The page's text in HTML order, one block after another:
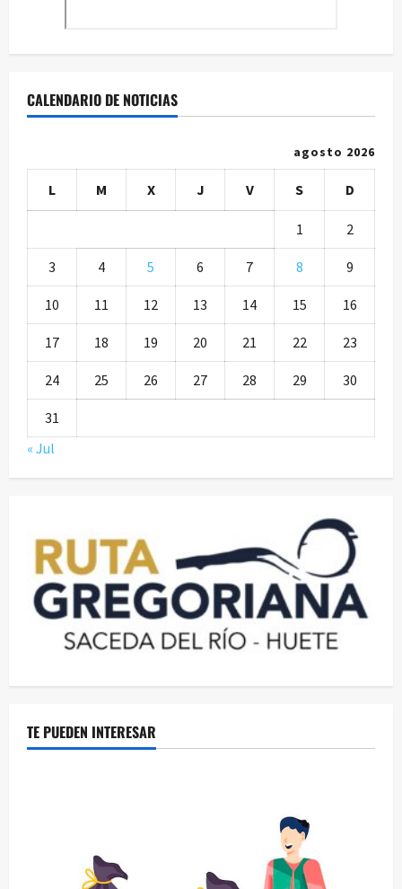
CALENDARIO DE NOTICIAS
agosto 2026
L M X J V S D
1 2
3 4 5 6 7 8 9
10 11 12 13 14 15 16
17 18 19 20 21 22 23
24 25 26 27 28 29 30
31
« Jul
TE PUEDEN INTERESAR